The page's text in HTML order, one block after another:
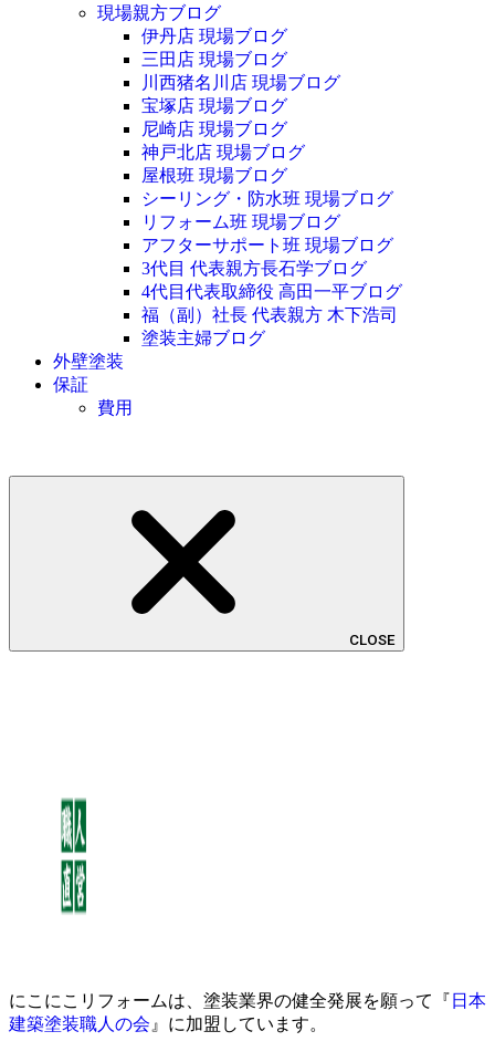
現場親方ブログ
伊丹店 現場ブログ
三田店 現場ブログ
川西猪名川店 現場ブログ
宝塚店 現場ブログ
尼崎店 現場ブログ
神戸北店 現場ブログ
屋根班 現場ブログ
シーリング・防水班 現場ブログ
リフォーム班 現場ブログ
アフターサポート班 現場ブログ
3代目 代表親方長石学ブログ
4代目代表取締役 高田一平ブログ
福（副）社長 代表親方 木下浩司
塗装主婦ブログ
外壁塗装
保証
費用
CLOSE
にこにこリフォームは、塗装業界の健全発展を願って『 日本
建築塗装職人の会 』に加盟しています。